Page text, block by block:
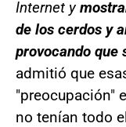
Internet y
de los cerdos y
provocando que
admitió que
"preocupación"
no tenían todo